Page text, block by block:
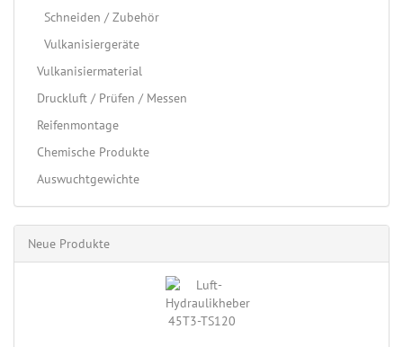
Schneiden / Zubehör
Vulkanisiergeräte
Vulkanisiermaterial
Druckluft / Prüfen / Messen
Reifenmontage
Chemische Produkte
Auswuchtgewichte
Neue Produkte